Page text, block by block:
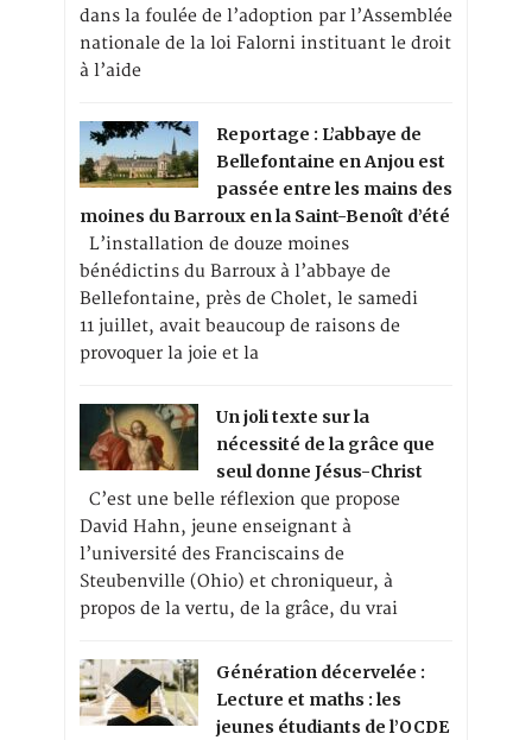
dans la foulée de l’adoption par l’Assemblée
nationale de la loi Falorni instituant le droit
à l’aide
Reportage : L’abbaye de
Bellefontaine en Anjou est
passée entre les mains des
moines du Barroux en la Saint-Benoît d’été
L’installation de douze moines
bénédictins du Barroux à l’abbaye de
Bellefontaine, près de Cholet, le samedi
11 juillet, avait beaucoup de raisons de
provoquer la joie et la
Un joli texte sur la
nécessité de la grâce que
seul donne Jésus-Christ
C’est une belle réflexion que propose
David Hahn, jeune enseignant à
l’université des Franciscains de
Steubenville (Ohio) et chroniqueur, à
propos de la vertu, de la grâce, du vrai
Génération décervelée :
Lecture et maths : les
jeunes étudiants de l’OCDE